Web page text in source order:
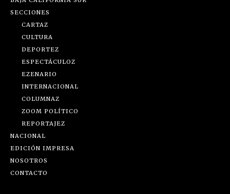
SECCIONES
CARTAZ
CULTURA
DEPORTEZ
ESPECTÁCULOZ
EZENARIO
INTERNACIONAL
COLUMNAZ
ZOOM POLÍTICO
REPORTAJEZ
NACIONAL
EDICIÓN IMPRESA
NOSOTROS
CONTACTO